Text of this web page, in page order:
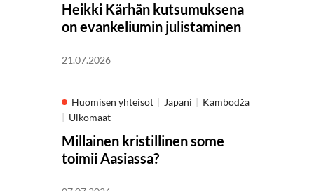
Heikki Kärhän kutsumuksena
on evankeliumin julistaminen
21.07.2026
Huomisen yhteisöt Japani
Kambodža
Ulkomaat
Millainen kristillinen some
toimii Aasiassa?